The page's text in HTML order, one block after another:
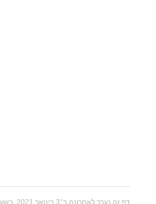
דף זה נערך לאחרונה ב־3 בינואר 2021, בשעה 11:44.